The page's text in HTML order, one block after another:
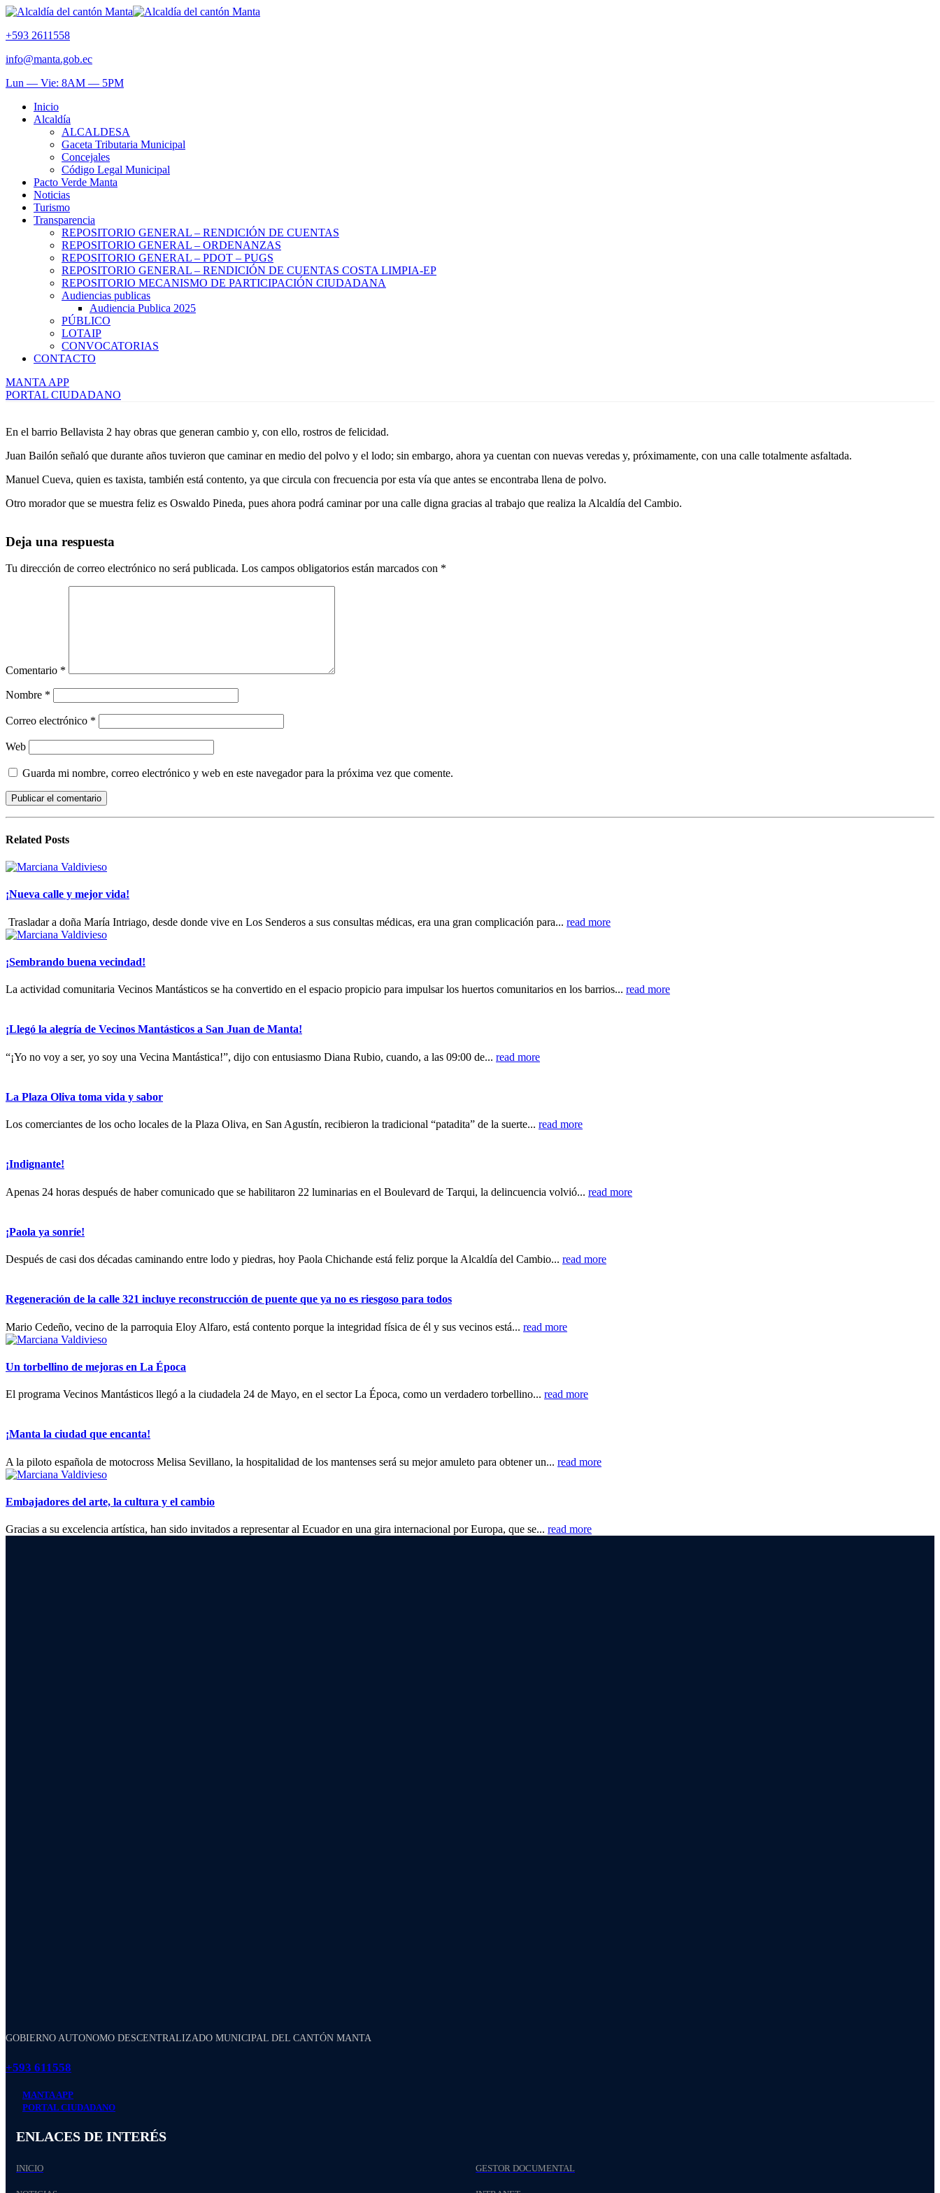
+593 2611558
info@manta.gob.ec
Lun — Vie: 8AM — 5PM
Inicio
Alcaldía
ALCALDESA
Gaceta Tributaria Municipal
Concejales
Código Legal Municipal
Pacto Verde Manta
Noticias
Turismo
Transparencia
REPOSITORIO GENERAL – RENDICIÓN DE CUENTAS
REPOSITORIO GENERAL – ORDENANZAS
REPOSITORIO GENERAL – PDOT – PUGS
REPOSITORIO GENERAL – RENDICIÓN DE CUENTAS COSTA LIMPIA-EP
REPOSITORIO MECANISMO DE PARTICIPACIÓN CIUDADANA
Audiencias publicas
Audiencia Publica 2025
PÚBLICO
LOTAIP
CONVOCATORIAS
CONTACTO
MANTA APP
PORTAL CIUDADANO
En el barrio Bellavista 2 hay obras que generan cambio y, con ello, rostros de felicidad.
Juan Bailón señaló que durante años tuvieron que caminar en medio del polvo y el lodo; sin embargo, ahora ya cuentan con nuevas veredas y, próximamente, con una calle totalmente asfaltada.
Manuel Cueva, quien es taxista, también está contento, ya que circula con frecuencia por esta vía que antes se encontraba llena de polvo.
Otro morador que se muestra feliz es Oswaldo Pineda, pues ahora podrá caminar por una calle digna gracias al trabajo que realiza la Alcaldía del Cambio.
Deja una respuesta
Tu dirección de correo electrónico no será publicada. Los campos obligatorios están marcados con *
Comentario *
Nombre *
Correo electrónico *
Web
Guarda mi nombre, correo electrónico y web en este navegador para la próxima vez que comente.
Related Posts
¡Nueva calle y mejor vida!
‎Trasladar a doña María Intriago, desde donde vive en Los Senderos a sus consultas médicas, era una gran complicación para... read more
¡Sembrando buena vecindad!
La actividad comunitaria Vecinos Mantásticos se ha convertido en el espacio propicio para impulsar los huertos comunitarios en los barrios... read more
¡Llegó la alegría de Vecinos Mantásticos a San Juan de Manta!
“¡Yo no voy a ser, yo soy una Vecina Mantástica!”, dijo con entusiasmo Diana Rubio, cuando, a las 09:00 de... read more
La Plaza Oliva toma vida y sabor
Los comerciantes de los ocho locales de la Plaza Oliva, en San Agustín, recibieron la tradicional “patadita” de la suerte... read more
¡Indignante!
Apenas 24 horas después de haber comunicado que se habilitaron 22 luminarias en el Boulevard de Tarqui, la delincuencia volvió... read more
¡Paola ya sonríe!
Después de casi dos décadas caminando entre lodo y piedras, hoy Paola Chichande está feliz porque la Alcaldía del Cambio... read more
Regeneración de la calle 321 incluye reconstrucción de puente que ya no es riesgoso para todos
Mario Cedeño, vecino de la parroquia Eloy Alfaro, está contento porque la integridad física de él y sus vecinos está... read more
Un torbellino de mejoras en La Época
El programa Vecinos Mantásticos llegó a la ciudadela 24 de Mayo, en el sector La Época, como un verdadero torbellino... read more
¡Manta la ciudad que encanta!
A la piloto española de motocross Melisa Sevillano, la hospitalidad de los mantenses será su mejor amuleto para obtener un... read more
Embajadores del arte, la cultura y el cambio
Gracias a su excelencia artística, han sido invitados a representar al Ecuador en una gira internacional por Europa, que se... read more
GOBIERNO AUTONOMO DESCENTRALIZADO MUNICIPAL DEL CANTÓN MANTA
+593 611558
MANTA APP
PORTAL CIUDADANO
ENLACES DE INTERÉS
INICIO GESTOR DOCUMENTAL